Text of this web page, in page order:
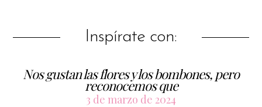
Inspírate con:
Nos gustan las flores y los bombones, pero
reconocemos que
3 de marzo de 2024